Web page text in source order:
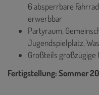
6 absperrbare
erwerbbar
Partyraum,
Jugendspielplatz,
Großteils großzügige
Fertigstellung: Sommer